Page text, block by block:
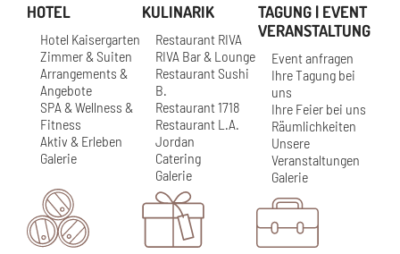
HOTEL
Hotel Kaisergarten
Zimmer & Suiten
Arrangements &
Angebote
SPA & Wellness &
Fitness
Aktiv & Erleben
Galerie
KULINARIK
Restaurant RIVA
RIVA Bar & Lounge
Restaurant Sushi
B.
Restaurant 1718
Restaurant L.A.
Jordan
Catering
Galerie
TAGUNG | EVENT
VERANSTALTUNG
Event anfragen
Ihre Tagung bei
uns
Ihre Feier bei uns
Räumlichkeiten
Unsere
Veranstaltungen
Galerie